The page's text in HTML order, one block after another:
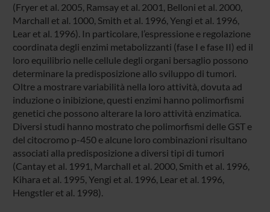
(Fryer et al. 2005, Ramsay et al. 2001, Belloni et al. 2000,
Marchall et al. 1000, Smith et al. 1996, Yengi et al. 1996,
Lear et al. 1996). In particolare, l’espressione e regolazione
coordinata degli enzimi metabolizzanti (fase I e fase II) ed il
loro equilibrio nelle cellule degli organi bersaglio possono
determinare la predisposizione allo sviluppo di tumori.
Oltre a mostrare variabilità nella loro attività, dovuta ad
induzione o inibizione, questi enzimi hanno polimorfismi
genetici che possono alterare la loro attività enzimatica.
Diversi studi hanno mostrato che polimorfismi delle GST e
del citocromo p-450 e alcune loro combinazioni risultano
associati alla predisposizione a diversi tipi di tumori
(Cantay et al. 1991, Marchall et al. 2000, Smith et al. 1996,
Kihara et al. 1995, Yengi et al. 1996, Lear et al. 1996,
Hengstler et al. 1998).